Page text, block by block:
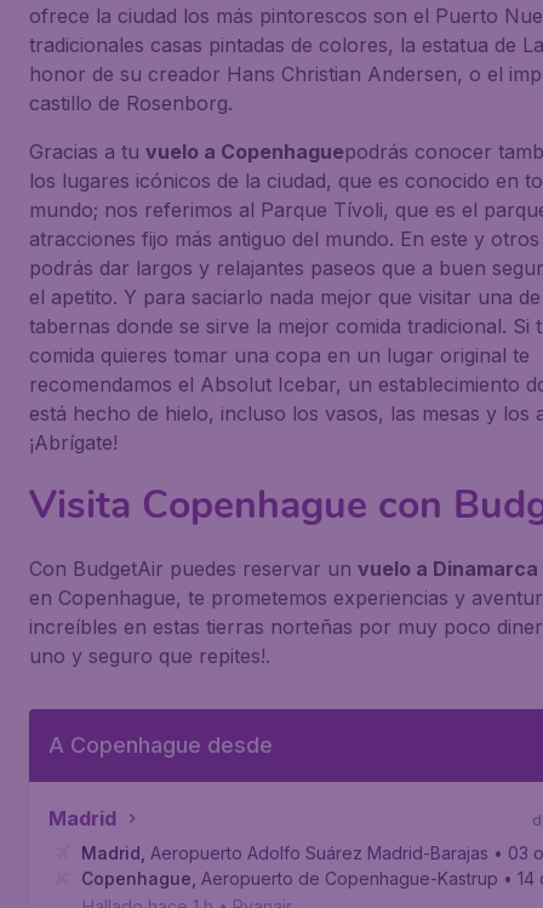
ofrece la ciudad los más pintorescos son el Puerto
tradicionales casas pintadas de colores, la estatua de
honor de su creador Hans Christian Andersen, o el
castillo de Rosenborg.
Gracias a tu vuelo a Copenhaguepodrás conocer
los lugares icónicos de la ciudad, que es conocido en
mundo; nos referimos al Parque Tívoli, que es el
atracciones fijo más antiguo del mundo. En este y
podrás dar largos y relajantes paseos que a buen
el apetito. Y para saciarlo nada mejor que visitar una
tabernas donde se sirve la mejor comida tradicional. Si
comida quieres tomar una copa en un lugar original te
recomendamos el Absolut Icebar, un establecimiento
está hecho de hielo, incluso los vasos, las mesas y los
¡Abrígate!
Visita Copenhague con
Con BudgetAir puedes reservar un vuelo a Dinamarca
en Copenhague, te prometemos experiencias y
increíbles en estas tierras norteñas por muy poco
uno y seguro que repites!.
A Copenhague desde
Madrid
Madrid Aeropuerto Adolfo Suárez Madrid-Barajas • 03
Copenhague Aeropuerto de Copenhague-Kastrup • 14